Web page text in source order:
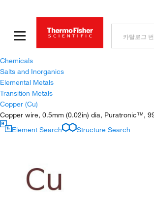
Chemicals
Salts and Inorganics
Elemental Metals
Transition Metals
Copper (Cu)
Copper wire, 0.5mm (0.02in) dia, Puratronic™,
Element Search
Structure Search